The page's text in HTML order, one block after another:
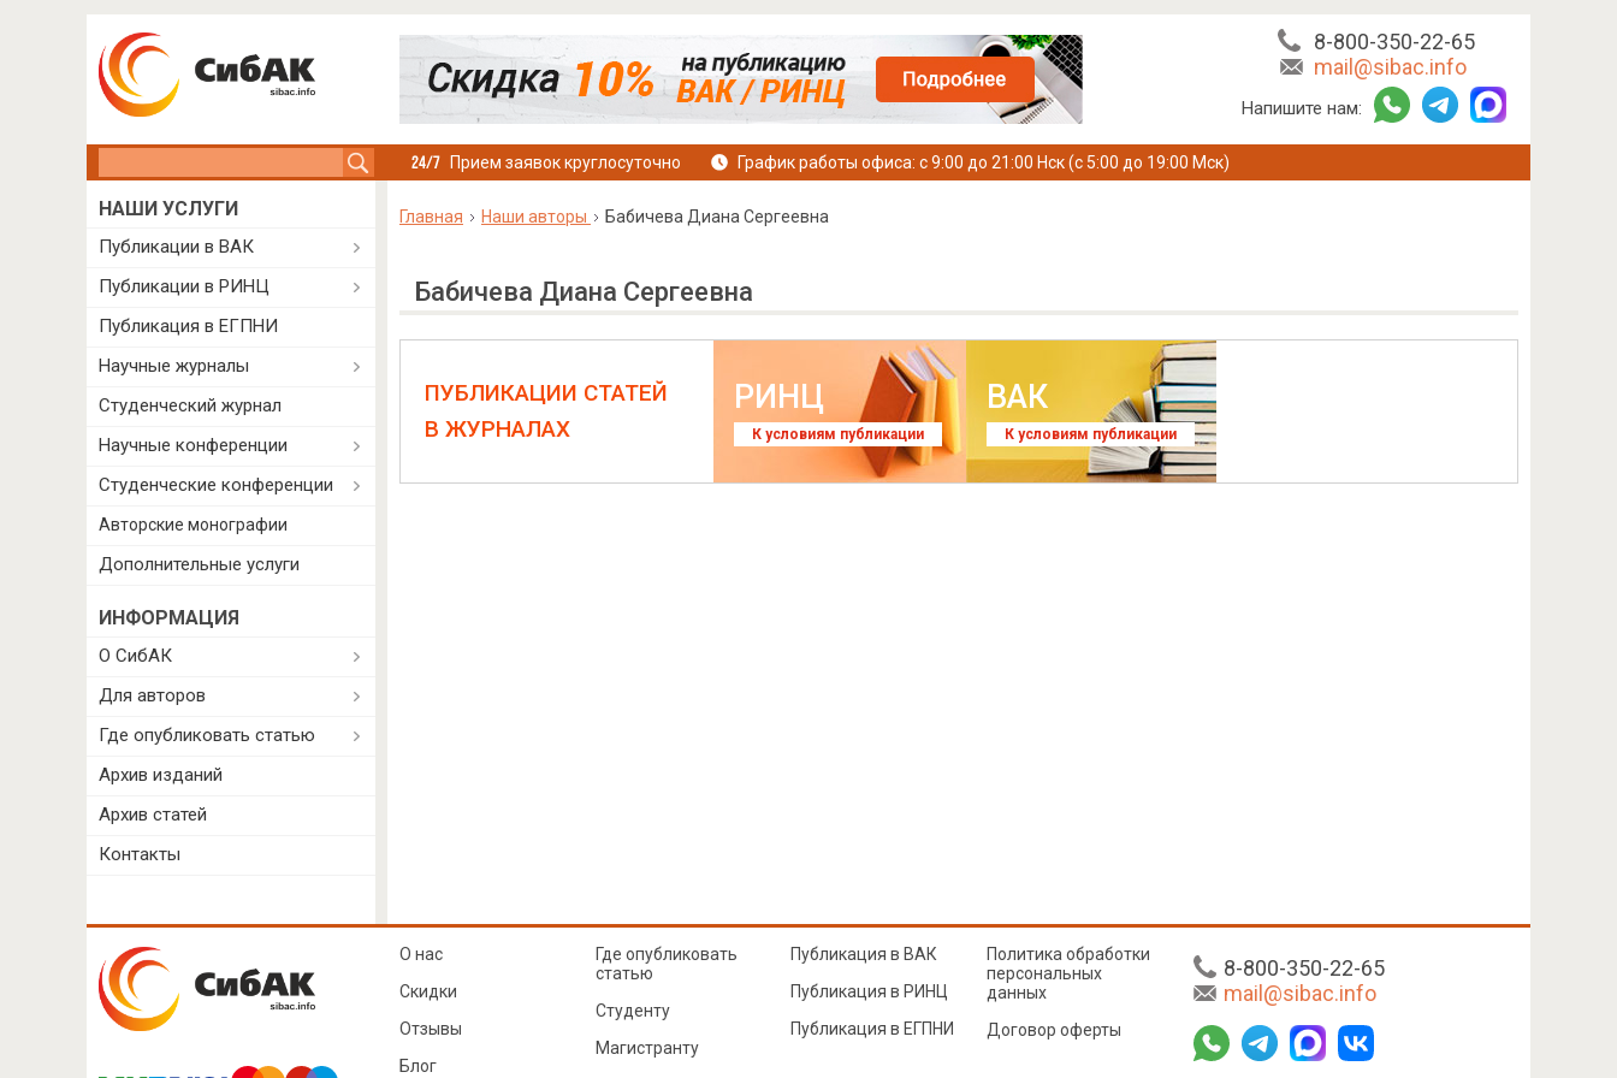
8-800-350-22-65
mail@sibac.info
Напишите нам:
Прием заявок круглосуточно График работы офиса: с 9:00 до 21:00 Нск (с 5:00 до 19:00 Мск)
Главная Наши авторы Бабичева Диана Сергеевна
Бабичева Диана Сергеевна
ПУБЛИКАЦИИ СТАТЕЙ
В ЖУРНАЛАХ
РИНЦ
К условиям публикации
ВАК
К условиям публикации
НАШИ УСЛУГИ
Публикации в ВАК
Публикации в РИНЦ
Публикация в ЕГПНИ
Научные журналы
Студенческий журнал
Научные конференции
Студенческие конференции
Авторские монографии
Дополнительные услуги
ИНФОРМАЦИЯ
О СибАК
Для авторов
Где опубликовать статью
Архив изданий
Архив статей
Контакты
8-800-350-22-65
mail@sibac.info
О нас
Скидки
Отзывы
Блог
Где опубликовать
статью
Студенту
Магистранту
Публикация в ВАК
Публикация в РИНЦ
Публикация в ЕГПНИ
Политика обработки
персональных
данных
Договор оферты